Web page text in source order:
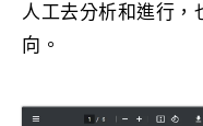
人工去分析和進行，
向。